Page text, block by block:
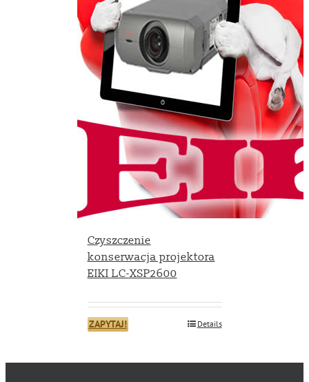
Czyszczenie
konserwacja projektora
EIKI LC-XSP2600
ZAPYTAJ! Details